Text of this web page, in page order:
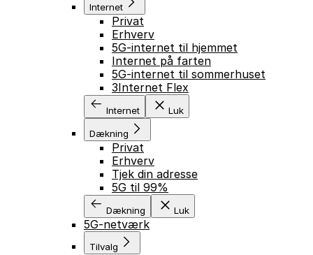
Internet
Privat
Erhverv
5G-internet til hjemmet
Internet på farten
5G-internet til sommerhuset
3Internet Flex
Internet Luk
Dækning
Privat
Erhverv
Tjek din adresse
5G til 99%
Dækning Luk
5G-netværk
Tilvalg